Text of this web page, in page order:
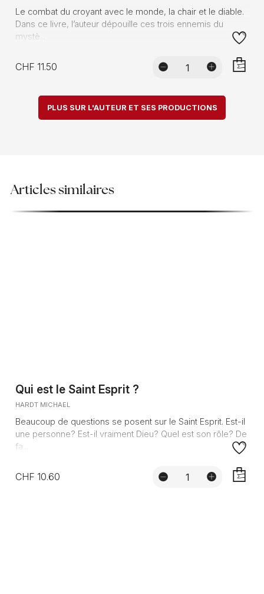
Le combat du croyant avec le monde, la chair et le diable.
Dans ce livre, l’auteur dépouille ces trois ennemis du
mystè...
CHF 11.50
PLUS SUR L'AUTEUR ET SES PRODUCTIONS
Articles similaires
Qui est le Saint Esprit ?
HARDT MICHAEL
Beaucoup de questions se posent sur le Saint Esprit. Est-il
une personne? Est-il vraiment Dieu? Quel est son rôle? De
fa...
CHF 10.60